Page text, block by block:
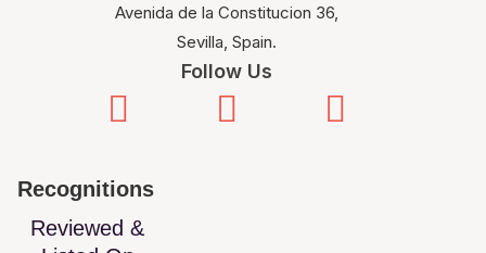
Avenida de la Constitucion 36,
Sevilla, Spain.
Follow Us
Recognitions
Reviewed &